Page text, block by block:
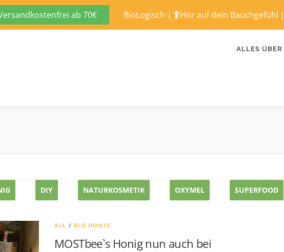
ab 70€ BioLogisch | Hör auf dein Bauchgefühl |
ALLES ÜBER
DIY NATURKOSMETIK OXYMEL SUPERFOOD
ALL / BIO HONIG
MOSTbee`s Honig nun auch bei